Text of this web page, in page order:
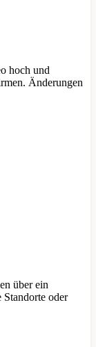
hoch und
Änderungen
über ein
Standorte oder